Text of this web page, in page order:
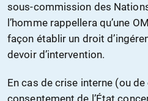
sous-commission des
l’homme rappellera qu’une
façon établir un droit
devoir d’intervention.
En cas de crise interne (ou